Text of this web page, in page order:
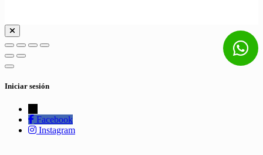
Iniciar sesión
Facebook
Instagram